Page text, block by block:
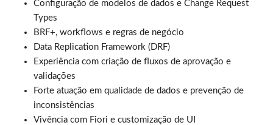
Configuração de modelos de dados e Change Request
Types
BRF+, workflows e regras de negócio
Data Replication Framework (DRF)
Experiência com criação de fluxos de aprovação e
validações
Forte atuação em qualidade de dados e prevenção de
inconsistências
Vivência com Fiori e customização de UI